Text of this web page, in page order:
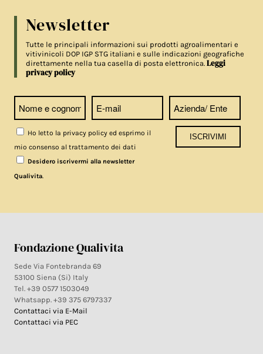
Newsletter
Tutte le principali informazioni sui prodotti agroalimentari e
vitivinicoli DOP IGP STG italiani e sulle indicazioni geografiche
direttamente nella tua casella di posta elettronica.Leggi
privacy policy
Ho letto la privacy policy ed esprimo il
mio consenso al trattamento dei dati
Desidero iscrivermi alla newsletter
Qualivita.
Fondazione Qualivita
Sede Via Fontebranda 69
53100 Siena (Si) Italy
Tel. +39 0577 1503049
Whatsapp. +39 375 6797337
Contattaci via E-Mail
Contattaci via PEC